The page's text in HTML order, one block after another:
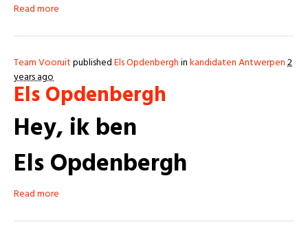
Read more
Team VooruitpublishedEls Opdenberghinkandidaten Antwerpen2
years ago
Els Opdenbergh
Hey, ik ben
Els Opdenbergh
Read more